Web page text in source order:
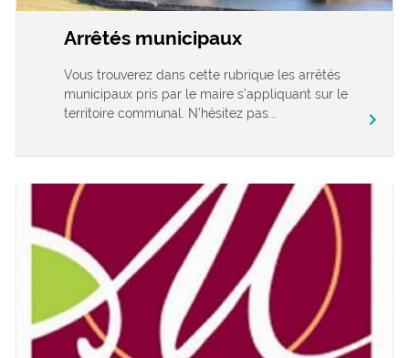
Arrêtés municipaux
Vous trouverez dans cette rubrique les arrêtés
municipaux pris par le maire s’appliquant sur le
territoire communal. N’hésitez pas...
chevron_right